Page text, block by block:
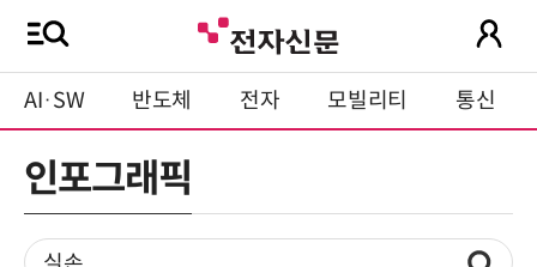
AI·SW 반도체 전자 모빌리티 통신
인포그래픽